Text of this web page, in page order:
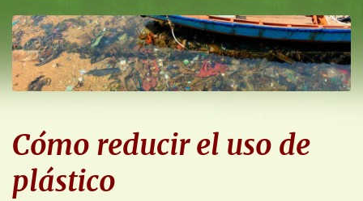
Cómo reducir el uso de
plástico